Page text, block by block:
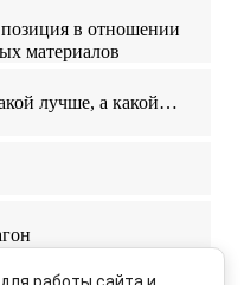
в отношении
материалов
лучше, а какой…